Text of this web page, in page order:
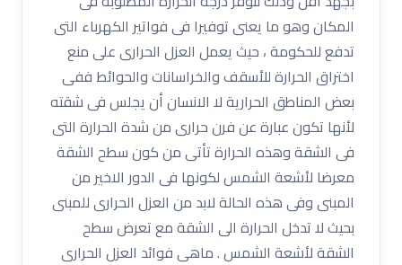
المكان وهو ما يعنى توفيرا فى فواتير الكهرباء التى
تدفع للحكومة ، حيث يعمل العزل الحرارى على منع
اختراق الحرارة للأسقف والخراسانات والحوائط ففى
بعض المناطق الحرارية لا الانسان أن يجلس فى شقته
لأنها تكون عبارة عن فرن حرارى من شدة الحرارة التى
فى الشقة وهذه الحرارة تأتى من كون سطح الشقة
معرضا لأشعة الشمس لكونها فى الدور الاخير من
المبنى وفى هذه الحالة لابد من العزل الحرارى للمبنى
بحيث لا تدخل الحرارة الى الشقة مع تعرض سطح
الشقة لأشعة الشمس . ماهى فوائد العزل الحرارى